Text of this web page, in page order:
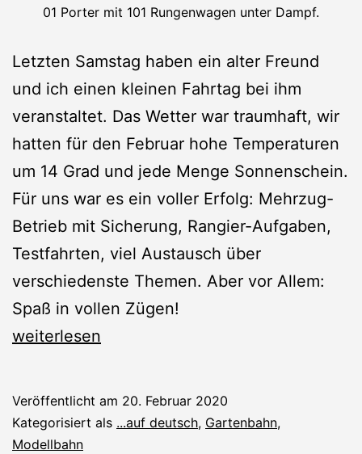
01 Porter mit 101 Rungenwagen unter Dampf.
Letzten Samstag haben ein alter Freund
und ich einen kleinen Fahrtag bei ihm
veranstaltet. Das Wetter war traumhaft, wir
hatten für den Februar hohe Temperaturen
um 14 Grad und jede Menge Sonnenschein.
Für uns war es ein voller Erfolg: Mehrzug-
Betrieb mit Sicherung, Rangier-Aufgaben,
Testfahrten, viel Austausch über
verschiedenste Themen. Aber vor Allem:
Spaß in vollen Zügen!
Winter-
weiterlesen
Veröffentlicht am 20. Februar 2020
Kategorisiert als ...auf deutsch, Gartenbahn,
Modellbahn